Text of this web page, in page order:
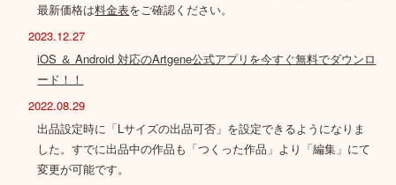
最新価格は料金表をご確認ください。
2023.12.27
iOS ＆ Android 対応のArtgene公式アプリを今すぐ無料でダウンロ
ード！！
2022.08.29
出品設定時に「Lサイズの出品可否」を設定できるようになりま
した。すでに出品中の作品も「つくった作品」より「編集」にて
変更が可能です。